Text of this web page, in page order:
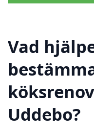
Vad
Uddebo?